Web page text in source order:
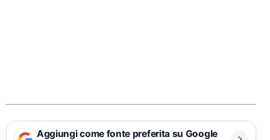
Aggiungi come fonte preferita su Google